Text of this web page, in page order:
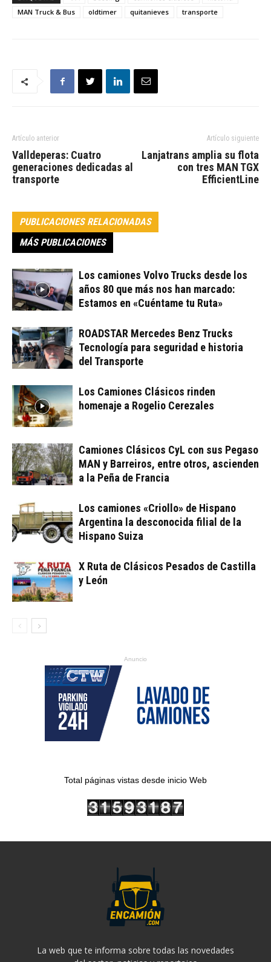
MAN Truck & Bus
oldtimer quitanieves transporte
Artículo anterior
Valldeperas: Cuatro
generaciones dedicadas al
transporte
Artículo siguiente
Lanjatrans amplia su flota
con tres MAN TGX
EfficientLine
PUBLICACIONES RELACIONADAS
MÁS PUBLICACIONES
Los camiones Volvo Trucks desde los
años 80 que más nos han marcado:
Estamos en «Cuéntame tu Ruta»
ROADSTAR Mercedes Benz Trucks
Tecnología para seguridad e historia
del Transporte
Los Camiones Clásicos rinden
homenaje a Rogelio Cerezales
Camiones Clásicos CyL con sus Pegaso
MAN y Barreiros, entre otros, ascienden
a la Peña de Francia
Los camiones «Criollo» de Hispano
Argentina la desconocida filial de la
Hispano Suiza
X Ruta de Clásicos Pesados de Castilla
y León
Anuncio
Total páginas vistas desde inicio Web
La web que te informa sobre todas las novedades